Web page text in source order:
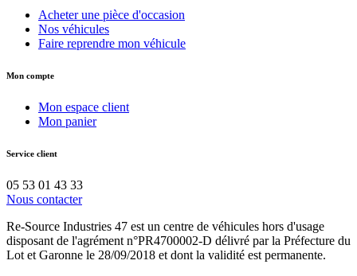
Acheter une pièce d'occasion
Nos véhicules
Faire reprendre mon véhicule
Mon compte
Mon espace client
Mon panier
Service client
05 53 01 43 33
Nous contacter
Re-Source Industries 47 est un centre de véhicules hors d'usage
disposant de l'agrément n°PR4700002-D délivré par la Préfecture du
Lot et Garonne le 28/09/2018 et dont la validité est permanente.